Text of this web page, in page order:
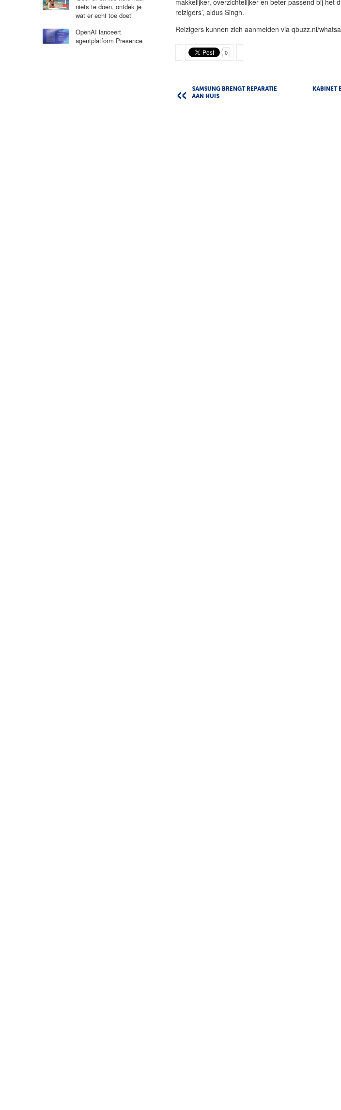
reizigers’, aldus Singh.
Reizigers kunnen zich aanmelden via qbuzz.nl/
0
SAMSUNG BRENGT REPARATIE
AAN HUIS
KABINET
niets te doen, ontdek je
wat er echt toe doet’
OpenAI lanceert
agentplatform Presence